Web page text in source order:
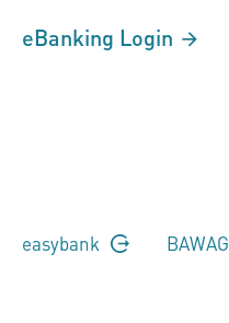
eBanking Login
easybank BAWAG